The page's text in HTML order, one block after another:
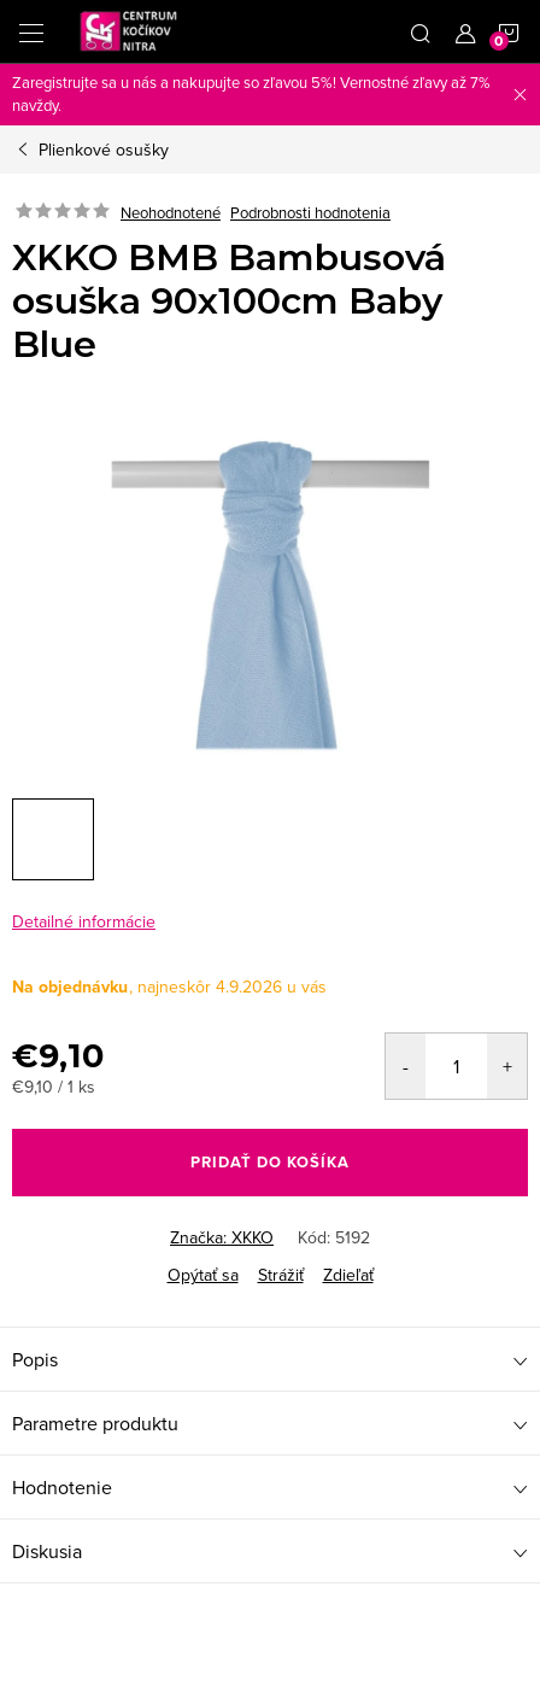
obsah
Zaregistrujte sa u nás a nakupujte so zľavou 5%! Vernostné zľavy až 7%
navždy.
Plienkové osušky
Neohodnotené Podrobnosti hodnotenia
XKKO BMB Bambusová
osuška 90x100cm Baby
Blue
Detailné informácie
Na objednávku 4.9.2026
€9,10
Jednotková
€9,10 / 1 ks
PRIDAŤ DO KOŠÍKA
Značka: XKKO Kód: 5192
Opýtať sa
Strážiť Zdieľať
Popis
Parametre produktu
Hodnotenie
Diskusia